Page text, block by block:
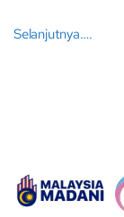
Selanjutnya….